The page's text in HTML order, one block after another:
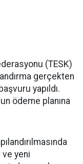
(TESK)
gerçekten
yapıldı.
ödeme planına
yeni